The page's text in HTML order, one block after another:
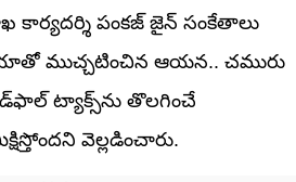
కార్యదర్శి పంకజ్ జైన్ సంకేతాలు
ముచ్చటించిన ఆయన.. చమురు
ట్యాక్స్‌ను తొలగించే
వెల్లడించారు.